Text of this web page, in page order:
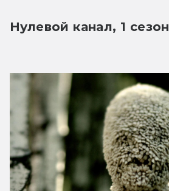
Нулевой канал, 1 сезон